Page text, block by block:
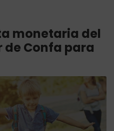
monetaria del
Confa para